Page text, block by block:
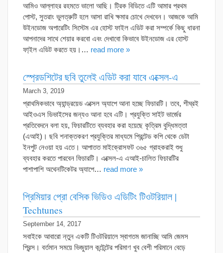
আমিও আল্লাহর রহমতে ভালো আছি। ট্রিক বিডিতে এটি আমার প্রথম
পোস্ট, সুতরাং ভুলত্রুটি হলে আসা রাখি ক্ষমার চোখে দেখবেন। আজকে আমি
উইনডোজ অপারেটিং সিস্টেম এর হোস্ট ফাইল এডিট করা সম্পর্কে কিছু ধারনা
আপনাদের সাথে শেয়ার করবো এবং দেখাবো কিভাবে উইনডোজ এর হোস্ট
ফা্ইল এডিট করতে হয়।… read more »
স্প্রেডশিটের ছবি তুলেই এডিট করা যাবে এক্সেল-এ
March 3, 2019
প্রাথমিকভাবে অ্যান্ড্রয়েড এক্সেল অ্যাপে আনা হচ্ছে ফিচারটি। তবে, শীঘ্রই
আইওএস ডিভাইসের জন্যও আনা হবে এটি। প্রযুক্তি সাইট ভার্জের
প্রতিবেদনে বলা হয়, ফিচারটিতে ব্যবহার করা হয়েছে কৃত্রিম বুদ্ধিমত্তা
(এআই)। ছবি শনাক্তকরণ প্রযুক্তির মাধ্যমে প্রিন্টেড কপি থেকে ডেটা
ইনপুট নেওয়া হয় এতে। আপাতত মাইক্রোসফট ৩৬৫ গ্রাহকরাই শুধু
ব্যবহার করতে পারবেন ফিচারটি। এক্সেল-এ এআই-চালিত ফিচারটির
পাশাপাশি অথেনটিকেটর অ্যাপে… read more »
প্রিমিয়ার প্রো বেসিক ভিডিও এডিটিং টিওটরিয়াল |
Techtunes
September 14, 2017
সবাইকে আবারো ন্তুন একটি টিওটরিয়ালে স্বাগতম জানাচ্ছি আমি জেমস
প্রিন্স। বর্তমান সময়ে ভিজুয়াল কন্টেন্টের পরিমাণ খুব বেশী পরিমানে বেড়ে